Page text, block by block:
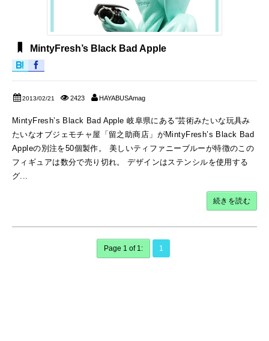
MintyFresh’s Black Bad Apple
2013/02/21 2423 HAYABUSAmag
MintyFresh’s Black Bad Apple 岐阜県にある“芸術みたいな玩具み
たいなオブジェモチャ屋「留之助商店」がMintyFresh’s Black Bad
Appleの別注を50個製作。 美しいティファニーブルーが特徴のこの
フィギュアは数分で売り切れ。 デザインはステンシルを使用する
グ...
続きを読む
Page 1 of 1: 1